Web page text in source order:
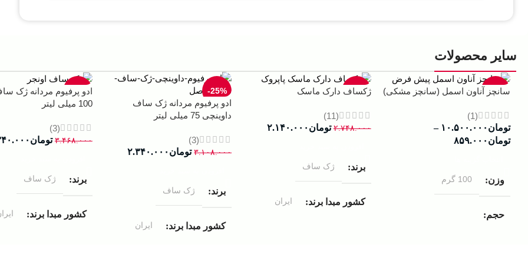
سایر محصولات
-13%
سانچز آناون اسمل (سانچز مشکی)
(1)
تومان ۱۰.۵۰۰.۰۰۰ –
تومان ۸۵۹.۰۰۰
وزن 100 گرم
حجم
-22%
ژکساف دارک ماسک
(11)
۲.۷۴۸.۰۰۰ تومان ۲.۱۴۰.۰۰۰
برند ژک ساف
کشور مبدا برند ایران
-25%
ادو پرفیوم مردانه ژک ساف
داوینچی 75 میلی لیتر
(3)
۳.۱۰۸.۰۰۰ تومان ۲.۳۴۰.۰۰۰
برند ژک ساف
کشور مبدا برند ایران
-33%
ادو پرفیوم مردانه ژک
100 میلی لیتر
(3)
۳.۴۶۸.۰۰۰ تومان
برند ژک ساف
کشور مبدا برند